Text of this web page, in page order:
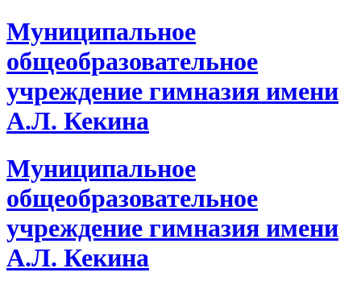
Муниципальное
общеобразовательное
учреждение гимназия имени
А.Л. Кекина
Муниципальное
общеобразовательное
учреждение гимназия имени
А.Л. Кекина